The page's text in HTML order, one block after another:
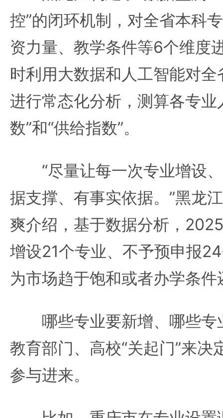
控”的闭环机制，对全省本科
资力量、教学条件等6个维度
时利用大数据和人工智能对
进行常态化分析，测算各专业
数”和“供给指数”。
“尽量让每一次专业增设、
据支撑、有事实依据。”黑龙
爽介绍，基于数据分析，
增设21个专业、不予预申报
为市场趋于饱和或者办学条件
哪些专业要新增、哪些专
教育部门、高校“关起门”来决
参与进来。